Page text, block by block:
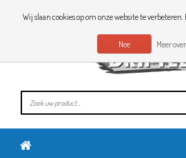
NL
Wij slaan cookies op om onze website te verbeteren.
Nee Meer